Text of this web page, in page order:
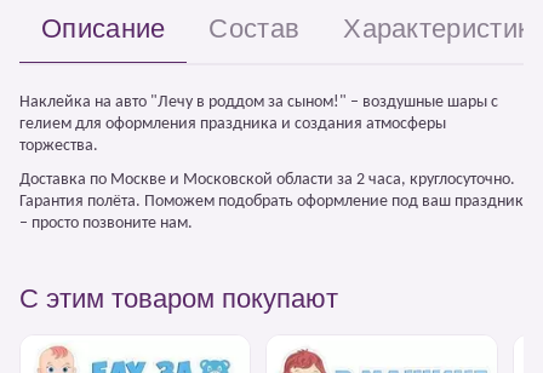
Описание Состав
Наклейка на авто "Лечу в роддом за сыном!" – воздушные шары с
гелием для оформления праздника и создания атмосферы
торжества.
Доставка по Москве и Московской области за 2 часа, круглосуточно.
Гарантия полёта. Поможем подобрать оформление под ваш праздник
– просто позвоните нам.
С этим товаром покупают